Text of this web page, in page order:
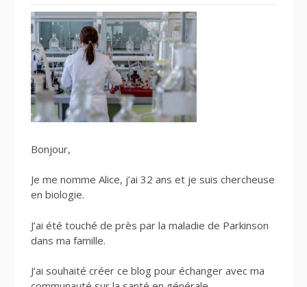
Bonjour,
Je me nomme Alice, j’ai 32 ans et je suis chercheuse
en biologie.
J’ai été touché de près par la maladie de Parkinson
dans ma famille.
J’ai souhaité créer ce blog pour échanger avec ma